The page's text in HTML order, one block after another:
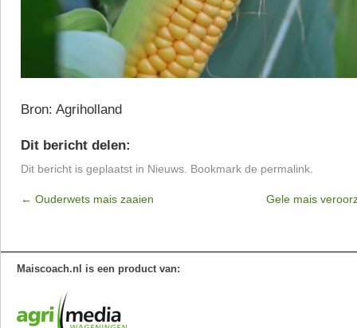
Bron: Agriholland
Dit bericht delen:
Dit bericht is geplaatst in Nieuws . Bookmark de permalink
← Ouderwets mais zaaien Gele mais
Maiscoach.nl is een product van: